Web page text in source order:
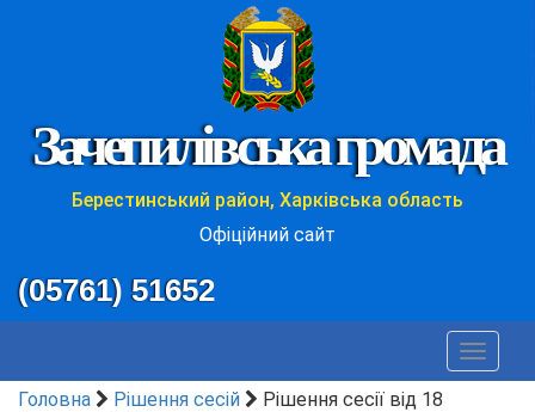
Зачепилівська громада
Берестинський район, Харківська область
Офіційний сайт
(05761) 51652
Toggle
Головна
Рішення сесій
Рішення сесії від 18